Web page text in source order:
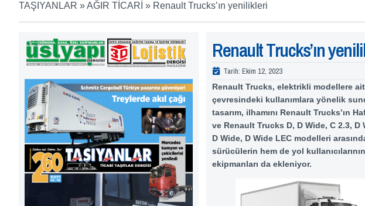
TAŞIYANLAR »AĞIR TİCARİ » Renault Trucks’ın yenilikleri
Renault Trucks’ın
Tarih: Ekim 12, 2023
Renault Trucks, elektrikli modellere
çevresindeki kullanımlara yönelik
tasarım, ilhamını Renault Trucks’ın
ve Renault Trucks D, D Wide, C 2.3,
D Wide, D Wide LEC modelleri
sürücülerin hem de yol
ekipmanları da ekleniyor.